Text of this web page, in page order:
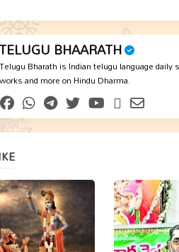
TELUGU BHAARATH
Telugu Bharath is Indian telugu language
works and more on Hindu Dharma.